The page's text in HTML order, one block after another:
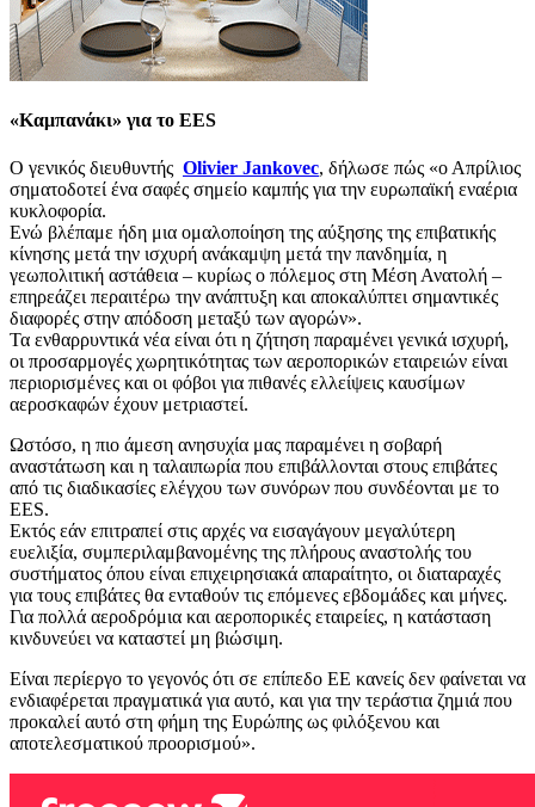
«Καμπανάκι» για το EES
Ο γενικός διευθυντής Olivier Jankovec, δήλωσε πώς «ο Απρίλιος
σηματοδοτεί ένα σαφές σημείο καμπής για την ευρωπαϊκή εναέρια
κυκλοφορία.
Ενώ βλέπαμε ήδη μια ομαλοποίηση της αύξησης της επιβατικής
κίνησης μετά την ισχυρή ανάκαμψη μετά την πανδημία, η
γεωπολιτική αστάθεια – κυρίως ο πόλεμος στη Μέση Ανατολή –
επηρεάζει περαιτέρω την ανάπτυξη και αποκαλύπτει σημαντικές
διαφορές στην απόδοση μεταξύ των αγορών».
Τα ενθαρρυντικά νέα είναι ότι η ζήτηση παραμένει γενικά ισχυρή,
οι προσαρμογές χωρητικότητας των αεροπορικών εταιρειών είναι
περιορισμένες και οι φόβοι για πιθανές ελλείψεις καυσίμων
αεροσκαφών έχουν μετριαστεί.
Ωστόσο, η πιο άμεση ανησυχία μας παραμένει η σοβαρή
αναστάτωση και η ταλαιπωρία που επιβάλλονται στους επιβάτες
από τις διαδικασίες ελέγχου των συνόρων που συνδέονται με το
EES.
Εκτός εάν επιτραπεί στις αρχές να εισαγάγουν μεγαλύτερη
ευελιξία, συμπεριλαμβανομένης της πλήρους αναστολής του
συστήματος όπου είναι επιχειρησιακά απαραίτητο, οι διαταραχές
για τους επιβάτες θα ενταθούν τις επόμενες εβδομάδες και μήνες.
Για πολλά αεροδρόμια και αεροπορικές εταιρείες, η κατάσταση
κινδυνεύει να καταστεί μη βιώσιμη.
Είναι περίεργο το γεγονός ότι σε επίπεδο ΕΕ κανείς δεν φαίνεται να
ενδιαφέρεται πραγματικά για αυτό, και για την τεράστια ζημιά που
προκαλεί αυτό στη φήμη της Ευρώπης ως φιλόξενου και
αποτελεσματικού προορισμού».